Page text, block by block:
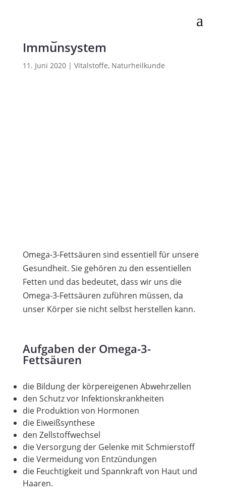
Immunsystem
11. Juni 2020| Vitalstoffe, Naturheilkunde
Omega-3-Fettsäuren sind essentiell für unsere
Gesundheit. Sie gehören zu den essentiellen
Fetten und das bedeutet, dass wir uns die
Omega-3-Fettsäuren zuführen müssen, da
unser Körper sie nicht selbst herstellen kann.
Aufgaben der Omega-3-
Fettsäuren
die Bildung der körpereigenen Abwehrzellen
den Schutz vor Infektionskrankheiten
die Produktion von Hormonen
die Eiweißsynthese
den Zellstoffwechsel
die Versorgung der Gelenke mit Schmierstoff
die Vermeidung von Entzündungen
die Feuchtigkeit und Spannkraft von Haut und
Haaren.